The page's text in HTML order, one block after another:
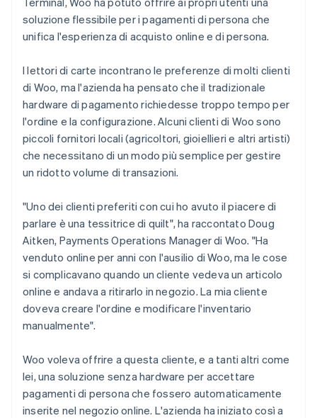
soluzione flessibile per i pagamenti di persona che
unifica l'esperienza di acquisto online e di persona.
I lettori di carte incontrano le preferenze di molti clienti
di Woo, ma l'azienda ha pensato che il tradizionale
hardware di pagamento richiedesse troppo tempo per
l'ordine e la configurazione. Alcuni clienti di Woo sono
piccoli fornitori locali (agricoltori, gioiellieri e altri artisti)
che necessitano di un modo più semplice per gestire
un ridotto volume di transazioni.
"Uno dei clienti preferiti con cui ho avuto il piacere di
parlare è una tessitrice di quilt", ha raccontato Doug
Aitken, Payments Operations Manager di Woo. "Ha
venduto online per anni con l'ausilio di Woo, ma le cose
si complicavano quando un cliente vedeva un articolo
online e andava a ritirarlo in negozio. La mia cliente
doveva creare l'ordine e modificare l'inventario
manualmente".
Woo voleva offrire a questa cliente, e a tanti altri come
lei, una soluzione senza hardware per accettare
pagamenti di persona che fossero automaticamente
inserite nel negozio online. L'azienda ha iniziato così a